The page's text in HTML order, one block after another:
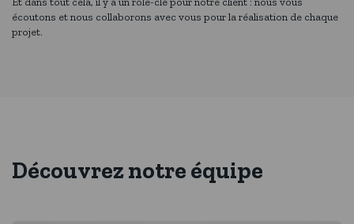
écoutons et nous collaborons avec vous pour la réalisation de chaque
projet.
Découvrez notre équipe